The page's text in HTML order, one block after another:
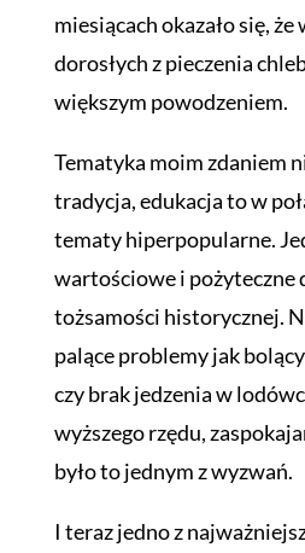
miesiącach okazało się,
dorosłych z pieczenia
większym powodzeniem.
Tematyka moim zdaniem
tradycja, edukacja to w
tematy hiperpopularne.
wartościowe i pożyteczne
tożsamości historycznej.
palące problemy jak bolący
czy brak jedzenia w
wyższego rzędu,
było to jednym z wyzwań.
I teraz jedno z